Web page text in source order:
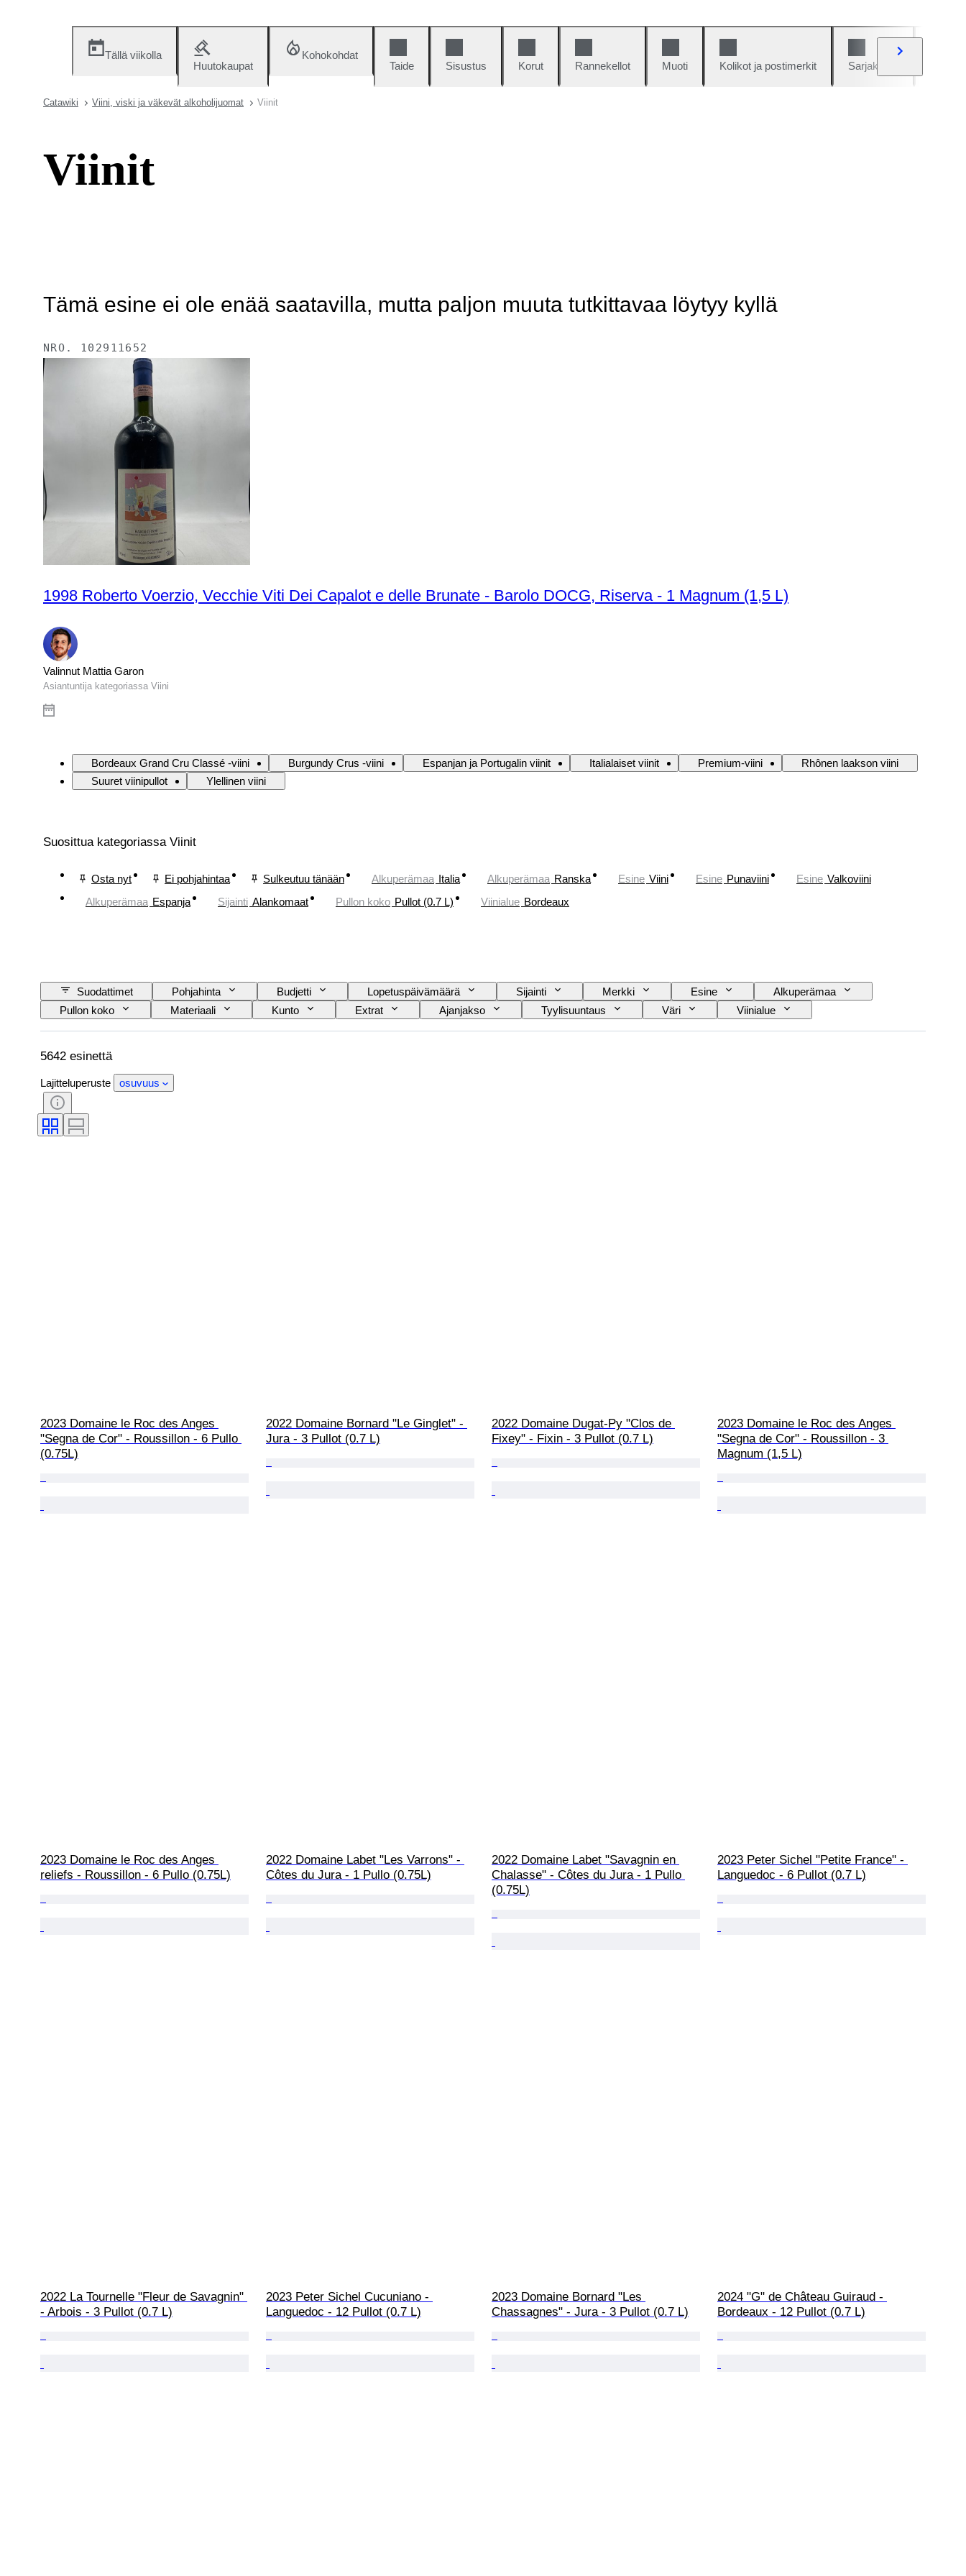
Tällä viikolla
Huutokaupat
Kohokohdat
Taide
Sisustus Korut Rannekellot Muoti Kolikot ja postimerkit Sarjakuvat
Catawiki Viini, viski ja väkevät alkoholijuomat Viinit
Viinit
Tämä esine ei ole enää saatavilla, mutta paljon muuta tutkittavaa löytyy kyllä
NRO. 102911652
1998 Roberto Voerzio, Vecchie Viti Dei Capalot e delle Brunate - Barolo DOCG, Riserva - 1 Magnum (1,5 L)
Valinnut Mattia Garon
Asiantuntija kategoriassa Viini
Bordeaux Grand Cru Classé -viini Burgundy Crus -viini Espanjan ja Portugalin viinit Italialaiset viinit Premium-viini
Rhônen laakson viini
Suuret viinipullot
Ylellinen viini
Suosittua kategoriassa Viinit
Osta nyt Ei pohjahintaa Sulkeutuu tänään Alkuperämaa Italia Alkuperämaa Ranska Esine Viini Esine Punaviini Esine Valkoviini
Alkuperämaa Espanja Sijainti Alankomaat Pullon koko Pullot (0.7 L) Viinialue Bordeaux
Suodattimet Pohjahinta Budjetti Lopetuspäivämäärä Sijainti Merkki Esine
Alkuperämaa
Pullon koko
Materiaali Kunto Extrat Ajanjakso Tyylisuuntaus Väri
Viinialue
Viinin alkuperäluokitus/klassificaatio
Wine Fill Level Viinin luokittelu Rypälelajikkeet Aikakausi
5642 esinettä
Lajitteluperuste osuvuus
2023 Domaine le Roc des Anges
"Segna de Cor" - Roussillon - 6 Pullo
(0.75L)
2022 Domaine Bornard "Le Ginglet" -
Jura - 3 Pullot (0.7 L)
2022 Domaine Dugat-Py "Clos de
Fixey" - Fixin - 3 Pullot (0.7 L)
2023 Domaine le Roc des Anges
"Segna de Cor" - Roussillon - 3
Magnum (1,5 L)
2023 Domaine le Roc des Anges
reliefs - Roussillon - 6 Pullo (0.75L)
2022 Domaine Labet "Les Varrons" -
Côtes du Jura - 1 Pullo (0.75L)
2022 Domaine Labet "Savagnin en
Chalasse" - Côtes du Jura - 1 Pullo
(0.75L)
2023 Peter Sichel "Petite France" -
Languedoc - 6 Pullot (0.7 L)
2022 La Tournelle "Fleur de Savagnin"
- Arbois - 3 Pullot (0.7 L)
2023 Peter Sichel Cucuniano -
Languedoc - 12 Pullot (0.7 L)
2023 Domaine Bornard "Les
Chassagnes" - Jura - 3 Pullot (0.7 L)
2024 "G" de Château Guiraud -
Bordeaux - 12 Pullot (0.7 L)